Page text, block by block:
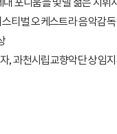
티벌 오케스트라 음악감독
, 과천시립교향악단 상임